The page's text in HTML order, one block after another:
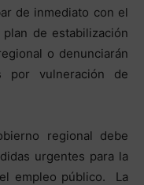
de inmediato con el
de estabilización
o denunciarán
por vulneración de
regional debe
urgentes para la
empleo público. La